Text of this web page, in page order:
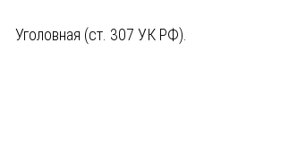
Уголовная (ст. 307 УК РФ).